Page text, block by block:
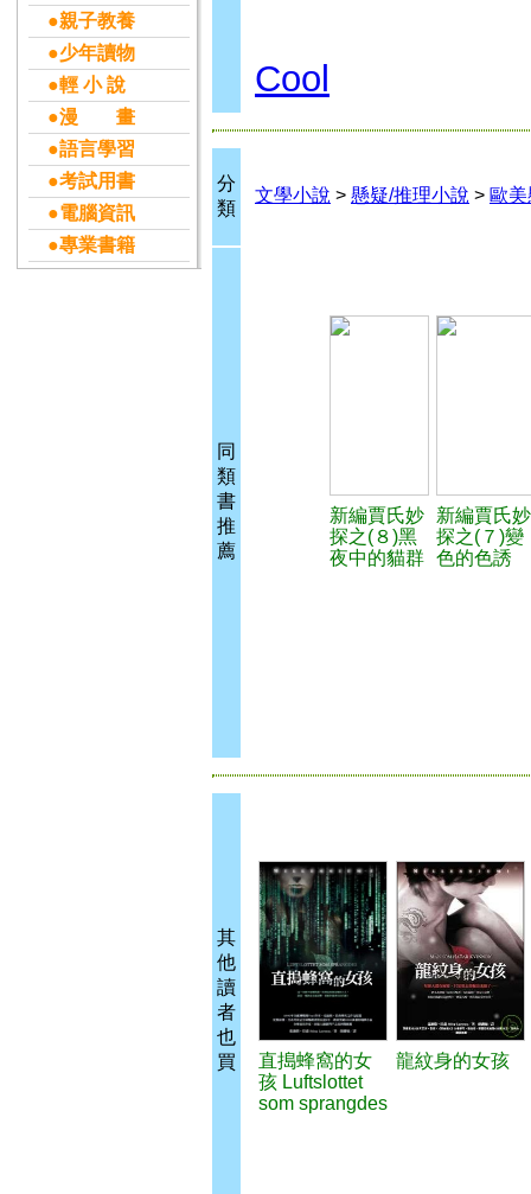
●親子教養
●少年讀物
●輕 小 說
●漫 畫
●語言學習
●考試用書
●電腦資訊
●專業書籍
Cool
分
類
文學小說 > 懸疑/推理小說 > 歐
同
類
書
推
薦
新編賈氏妙
探之(８)黑
夜中的貓群
新編賈氏妙
探之(７)變
色的色誘
其
他
讀
者
也
買
直搗蜂窩的女
孩 Luftslottet
som sprangdes
龍紋身的女孩